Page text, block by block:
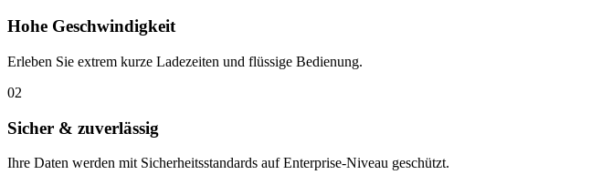
Hohe Geschwindigkeit
Erleben Sie extrem kurze Ladezeiten und flüssige Bedienung.
02
Sicher & zuverlässig
Ihre Daten werden mit Sicherheitsstandards auf Enterprise-Niveau geschützt.